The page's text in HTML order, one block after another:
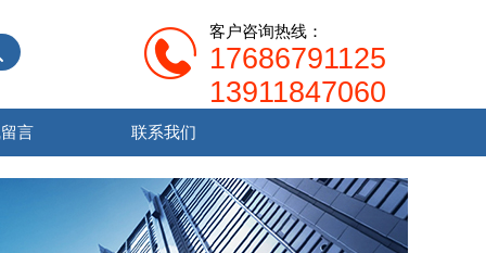
客户咨询热线：
17686791125
13911847060
言 联系我们